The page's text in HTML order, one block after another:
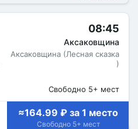
08:45
Аксаковщина
Аксаковщина (Лесная сказка
)
Свободно 5+ мест
≈164.99 ₽ за 1 место
Свободно 5+ мест